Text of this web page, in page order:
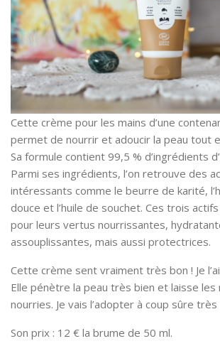
Cette crème pour les mains d’une
permet de nourrir et adoucir la peau tout
Sa formule contient 99,5 % d’ingrédients
Parmi ses ingrédients, l’on retrouve des
intéressants comme le beurre de karité,
douce et l’huile de souchet. Ces trois
pour leurs vertus nourrissantes,
assouplissantes, mais aussi protectrices.
Cette crème sent vraiment très bon ! Je
Elle pénètre la peau très bien et laisse les
nourries. Je vais l’adopter à coup sûre
Son prix : 12 € la brume de 50 ml.